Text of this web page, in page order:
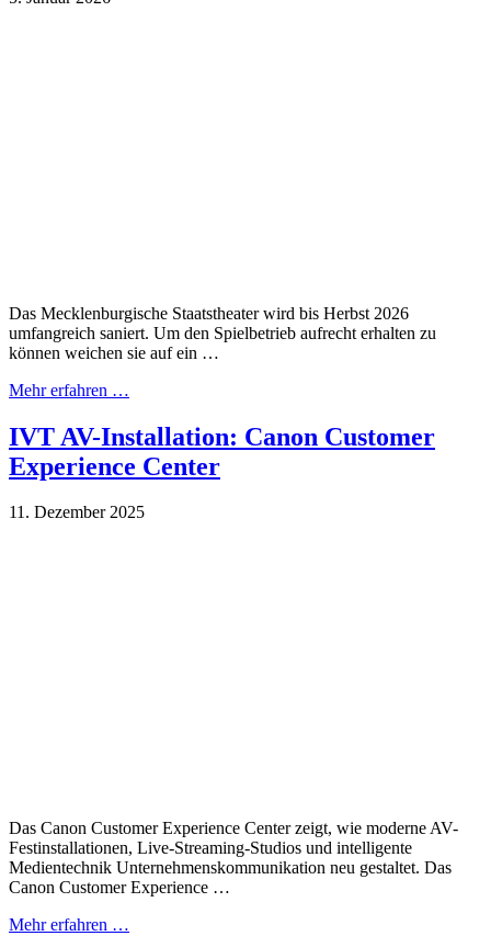
Das Mecklenburgische Staatstheater wird bis Herbst 2026
umfangreich saniert. Um den Spielbetrieb aufrecht erhalten zu
können weichen sie auf ein …
Mehr erfahren …
IVT AV-Installation: Canon Customer
Experience Center
11. Dezember 2025
Das Canon Customer Experience Center zeigt, wie moderne AV-
Festinstallationen, Live-Streaming-Studios und intelligente
Medientechnik Unternehmenskommunikation neu gestaltet. Das
Canon Customer Experience …
Mehr erfahren …